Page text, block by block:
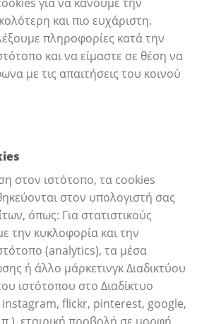
και πιο ευχάριστη.
πληροφορίες κατά την
και να είμαστε σε θέση να
με τις απαιτήσεις του κοινού
στον ιστότοπο, τα cookies
στον υπολογιστή σας
όπως: Για στατιστικούς
την κυκλοφορία και την
(analytics), τα μέσα
ή άλλο μάρκετινγκ Διαδικτύου
ιστότοπου στο Διαδίκτυο
flickr, pinterest, google,